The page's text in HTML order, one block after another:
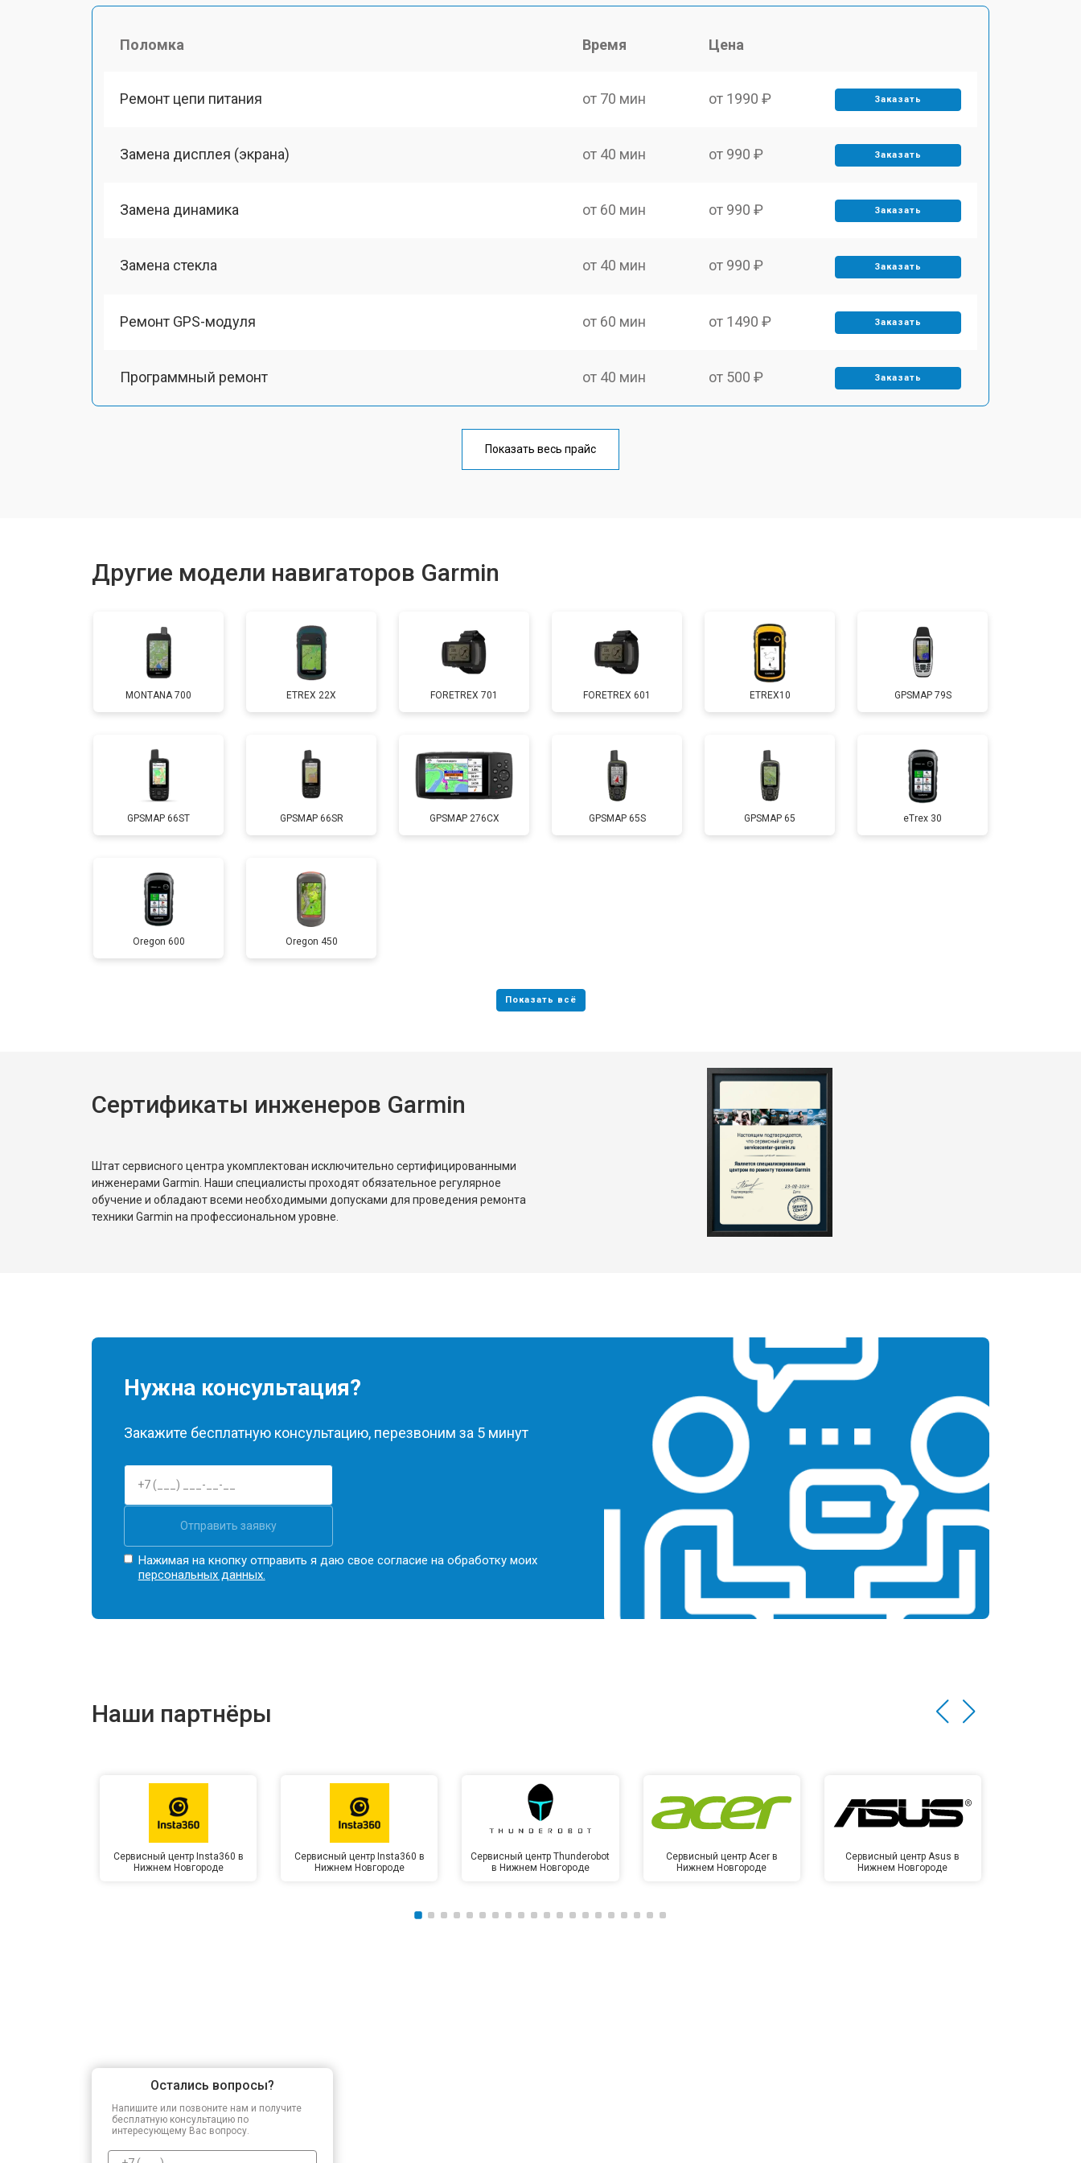
Поломка Время Цена
Ремонт цепи питания от 70 мин от 1990 ₽ Заказать
Замена дисплея (экрана) от 40 мин от 990 ₽ Заказать
Замена динамика от 60 мин от 990 ₽ Заказать
Замена стекла от 40 мин от 990 ₽ Заказать
Ремонт GPS-модуля от 60 мин от 1490 ₽ Заказать
Программный ремонт от 40 мин от 500 ₽ Заказать
Показать весь прайс
Другие модели навигаторов Garmin
MONTANA 700 ETREX 22X FORETREX 701 FORETREX 601 ETREX10 GPSMAP 79S
GPSMAP 66ST GPSMAP 66SR GPSMAP 276CX GPSMAP 65S GPSMAP 65 eTrex 30
Oregon 600 Oregon 450
Сертификаты инженеров Garmin
Штат сервисного центра укомплектован исключительно сертифицированными
инженерами Garmin. Наши специалисты проходят обязательное регулярное
обучение и обладают всеми необходимыми допусками для проведения ремонта
техники Garmin на профессиональном уровне.
Нужна консультация?
Закажите бесплатную консультацию, перезвоним за 5 минут
Отправить заявку
Нажимая на кнопку отправить я даю свое согласие на обработку моих
персональных данных.
Наши партнёры
Сервисный центр Insta360 в
Нижнем Новгороде
Сервисный центр Insta360 в
Нижнем Новгороде
Сервисный центр Thunderobot
в Нижнем Новгороде
Сервисный центр Acer в
Нижнем Новгороде
Сервисный центр Asus в
Нижнем Новгороде
Остались вопросы?
Напишите или позвоните нам и получите
бесплатную консультацию по
интересующему Вас вопросу.